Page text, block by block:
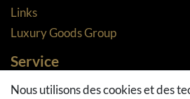
Links
Luxury Goods Group
Service
Méthodes de paiement
Nous utilisons des cookies et des